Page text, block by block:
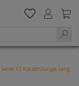
12 Katzenzunge-lang